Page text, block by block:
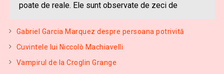
poate de reale. Ele sunt observate de zeci de
Gabriel Garcia Marquez despre persoana potrivită
Cuvintele lui Niccolò Machiavelli
Vampirul de la Croglin Grange